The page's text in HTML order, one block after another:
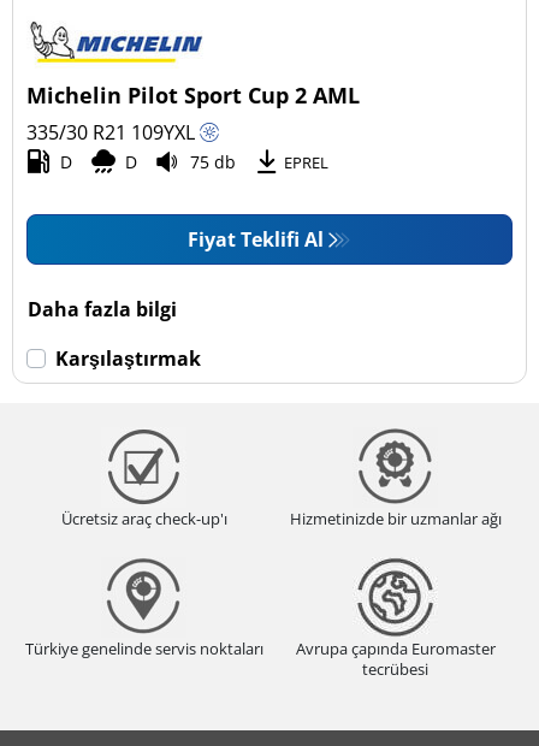
Michelin Pilot Sport Cup 2 AML
335/30 R21 109YXL
D D 75 db EPREL
Fiyat Teklifi Al
Daha fazla bilgi
Karşılaştırmak
Ücretsiz araç check-up'ı Hizmetinizde bir uzmanlar ağı
Türkiye genelinde servis noktaları
Avrupa çapında Euromaster
tecrübesi